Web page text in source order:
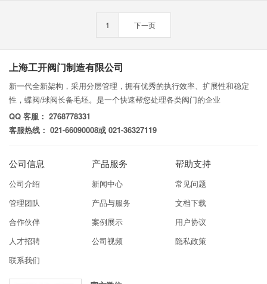
1 下一页
上海工开阀门制造有限公司
新一代全新架构，采用分层管理，拥有优秀的执行效率、扩展性和稳定
性，蝶阀/球阀长备毛坯。是一个快速帮您处理各类阀门的企业
QQ 客服： 2768778331
客服热线： 021-66090008或 021-36327119
公司信息
公司介绍
管理团队
合作伙伴
人才招聘
联系我们
产品服务
新闻中心
产品与服务
案例展示
公司视频
帮助支持
常见问题
文档下载
用户协议
隐私政策